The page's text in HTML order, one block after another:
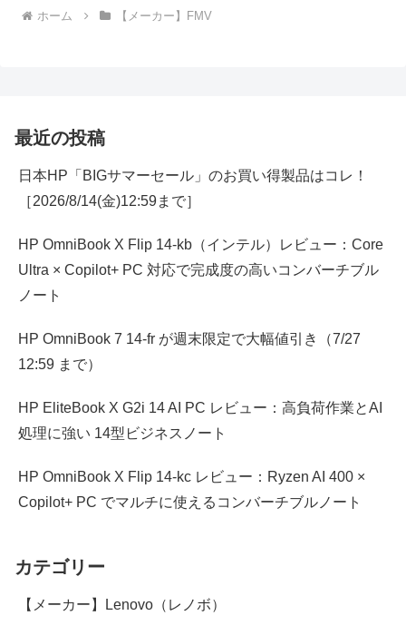
ホーム 【メーカー】FMV
最近の投稿
日本HP「BIGサマーセール」のお買い得製品はコレ！
［2026/8/14(金)12:59まで］
HP OmniBook X Flip 14-kb（インテル）レビュー：Core
Ultra × Copilot+ PC 対応で完成度の高いコンバーチブル
ノート
HP OmniBook 7 14-fr が週末限定で大幅値引き（7/27
12:59 まで）
HP EliteBook X G2i 14 AI PC レビュー：高負荷作業とAI
処理に強い 14型ビジネスノート
HP OmniBook X Flip 14-kc レビュー：Ryzen AI 400 ×
Copilot+ PC でマルチに使えるコンバーチブルノート
カテゴリー
【メーカー】Lenovo（レノボ）